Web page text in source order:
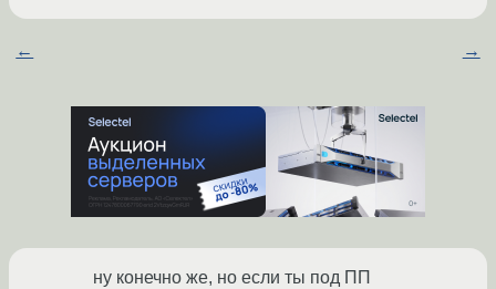
← →
ну конечно же, но если ты под ПП